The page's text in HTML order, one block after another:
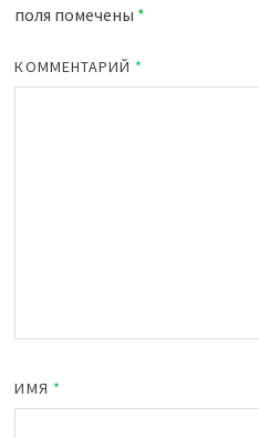
поля помечены *
КОММЕНТАРИЙ *
ИМЯ *